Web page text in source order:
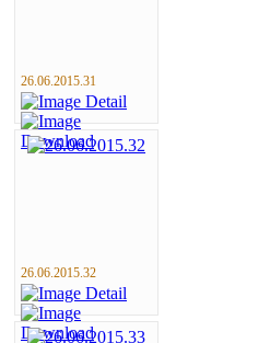
26.06.2015.31
26.06.2015.32